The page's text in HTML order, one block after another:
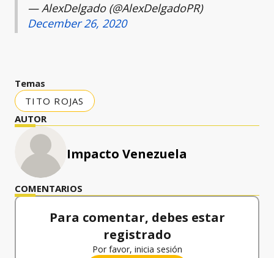
— AlexDelgado (@AlexDelgadoPR)
December 26, 2020
Temas
TITO ROJAS
AUTOR
Impacto Venezuela
COMENTARIOS
Para comentar, debes estar
registrado
Por favor, inicia sesión